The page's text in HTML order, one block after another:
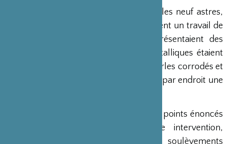
Ces neuf statuettes, qui représentent les neuf astres,
en bois polychromé et doré, réclamaient un travail de
restauration. Certaines sculptures présentaient des
pertes de matière, les ornements métalliques étaient
en mauvais état et les fils tenant les perles corrodés et
parfois emmêlés. On notait également par endroit une
Malgré un état général plutôt bon, les points énoncés
ci-dessus rendaient nécessaire une intervention,
notamment pour stabiliser les soulèvements